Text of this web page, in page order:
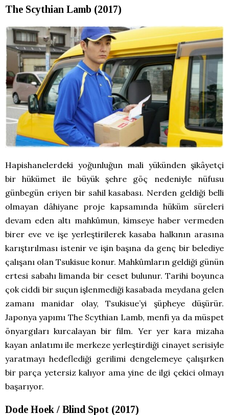
The Scythian Lamb (2017)
Hapishanelerdeki yoğunluğun mali yükünden şikâyetçi
bir hükümet ile büyük şehre göç nedeniyle nüfusu
günbegün eriyen bir sahil kasabası. Nerden geldiği belli
olmayan dâhiyane proje kapsamında hüküm süreleri
devam eden altı mahkûmun, kimseye haber vermeden
birer eve ve işe yerleştirilerek kasaba halkının arasına
karıştırılması istenir ve işin başına da genç bir belediye
çalışanı olan Tsukisue konur. Mahkûmların geldiği günün
ertesi sabahı limanda bir ceset bulunur. Tarihi boyunca
çok ciddi bir suçun işlenmediği kasabada meydana gelen
zamanı manidar olay, Tsukisue’yi şüpheye düşürür.
Japonya yapımı The Scythian Lamb, menfi ya da müspet
önyargıları kurcalayan bir film. Yer yer kara mizaha
kayan anlatımı ile merkeze yerleştirdiği cinayet serisiyle
yaratmayı hedeflediği gerilimi dengelemeye çalışırken
bir parça yetersiz kalıyor ama yine de ilgi çekici olmayı
başarıyor.
Dode Hoek / Blind Spot (2017)